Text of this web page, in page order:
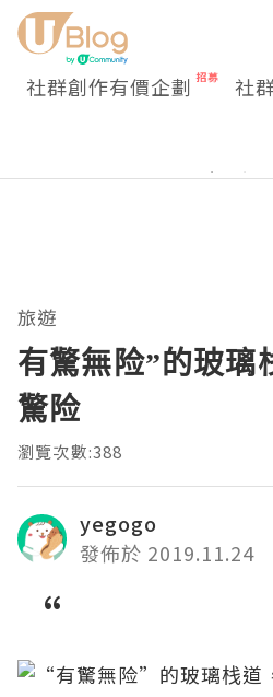
社群創作有價企劃 社
旅遊
有驚無险”的玻璃
驚险
瀏覽次數:388
yegogo
發佈於 2019.11.24
“